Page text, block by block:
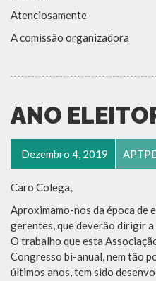
Atenciosamente
A comissão organizadora
ANO
Dezembro 4, 2019
Caro Colega,
Aproximamo-nos da época de
gerentes, que deverão dirigir
O trabalho que esta
Congresso bi-anual, nem tão
últimos anos, tem sido